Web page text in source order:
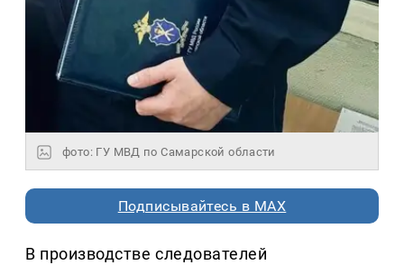
фото: ГУ МВД по Самарской области
Подписывайтесь в MAX
В производстве следователей